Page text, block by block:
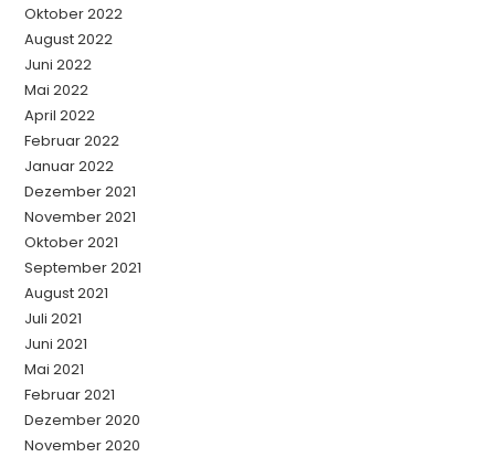
Oktober 2022
August 2022
Juni 2022
Mai 2022
April 2022
Februar 2022
Januar 2022
Dezember 2021
November 2021
Oktober 2021
September 2021
August 2021
Juli 2021
Juni 2021
Mai 2021
Februar 2021
Dezember 2020
November 2020